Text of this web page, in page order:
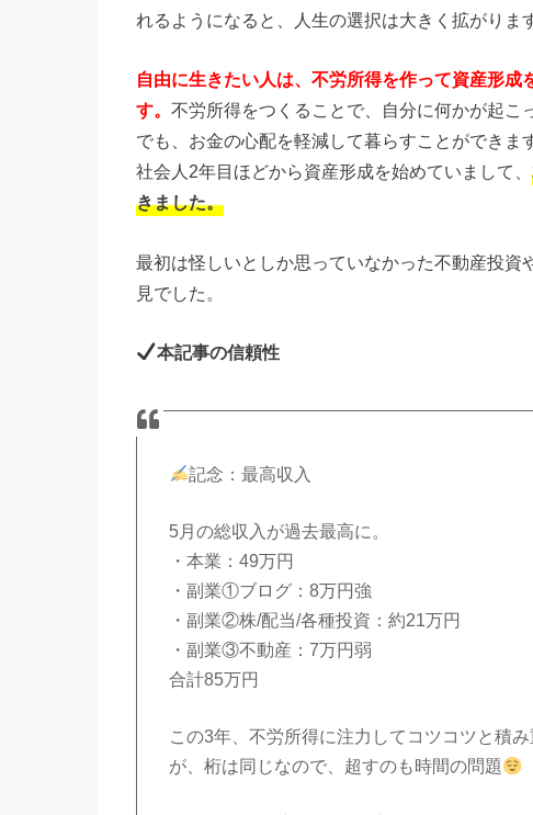
れるようになると、人生の選択は大きく拡がりま
自由に生きたい人は、不労所得を作って資産形
す。 不労所得をつくることで、自分に何かが起
でも、お金の心配を軽減して暮らすことができま
社会人2年目ほどから資産形成を始めていまして、
きました。
最初は怪しいとしか思っていなかった不動産投
見でした。
本記事の信頼性
記念：最高収入
5月の総収入が過去最高に。
・本業：49万円
・副業①ブログ：8万円強
・副業②株/配当/各種投資：約21万円
・副業③不動産：7万円弱
合計85万円
この3年、不労所得に注力してコツコツと積
が、桁は同じなので、超すのも時間の問題